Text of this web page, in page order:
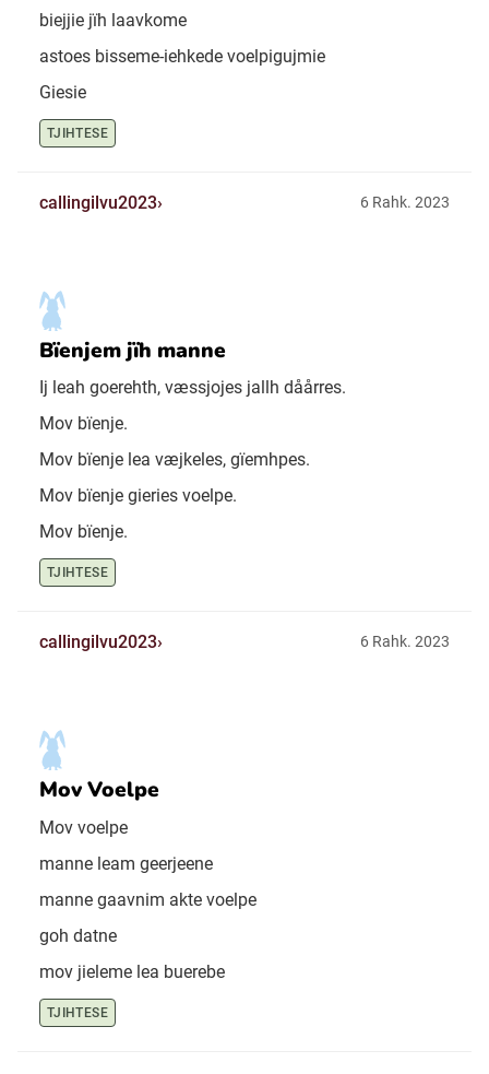
biejjie jïh laavkome
astoes bisseme-iehkede voelpigujmie
Giesie
TJIHTESE
callingilvu2023 6 Rahk. 2023
Bïenjem jïh manne
Ij leah goerehth, væssjojes jallh dåårres.
Mov bïenje.
Mov bïenje lea væjkeles, gïemhpes.
Mov bïenje gieries voelpe.
Mov bïenje.
TJIHTESE
callingilvu2023 6 Rahk. 2023
Mov Voelpe
Mov voelpe
manne leam geerjeene
manne gaavnim akte voelpe
goh datne
mov jieleme lea buerebe
TJIHTESE